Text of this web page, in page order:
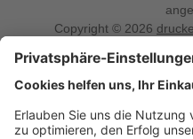
Copyright © 2026
Druckerzubehoer.de –
Sie sind auf der Suche nach
oder Zubehör für das